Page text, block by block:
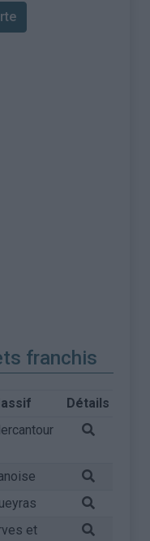
franchis
Détails
et